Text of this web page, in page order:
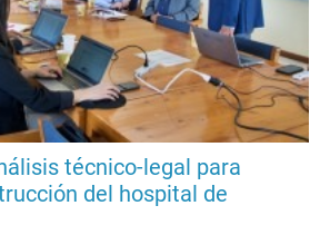
técnico-legal para
del hospital de